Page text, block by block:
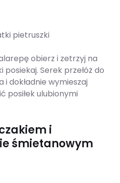
pietruszki
obierz i zetrzyj na
Serek przełóż do
i dokładnie wymieszaj
posiłek ulubionymi
i
śmietanowym